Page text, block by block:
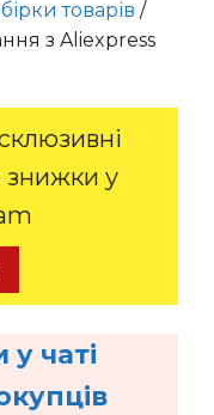
товарів /
з Aliexpress
знижки у
чаті